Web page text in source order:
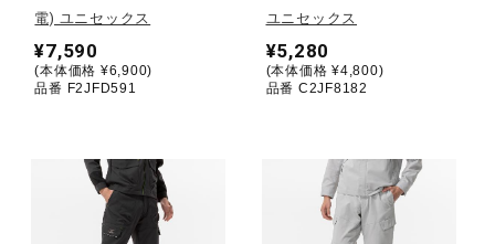
ゴルフ
バレーボール
電) ユニセックス
¥7,590
(本体価格 ¥6,900)
品番 F2JFD591
ユニセックス
¥5,280
(本体価格 ¥4,800)
品番 C2JF8182